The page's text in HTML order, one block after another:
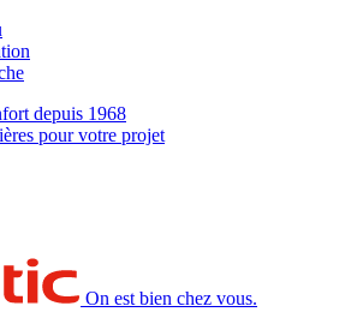
depuis 1968
pour votre projet
On est bien chez vous.